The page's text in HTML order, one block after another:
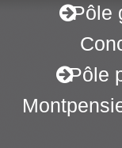
Pôle
Pôle